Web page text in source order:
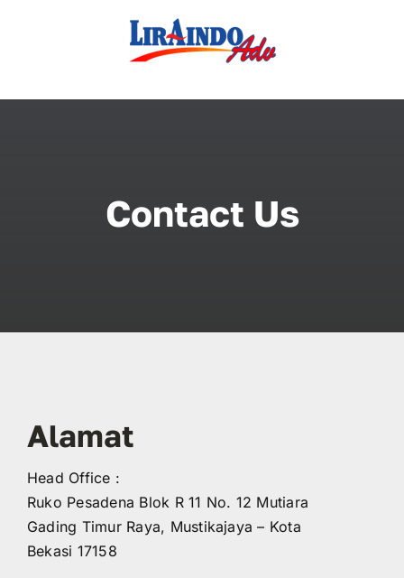
Contact Us
Alamat
Head Office :
Ruko Pesadena Blok R 11 No. 12 Mutiara
Gading Timur Raya, Mustikajaya – Kota
Bekasi 17158